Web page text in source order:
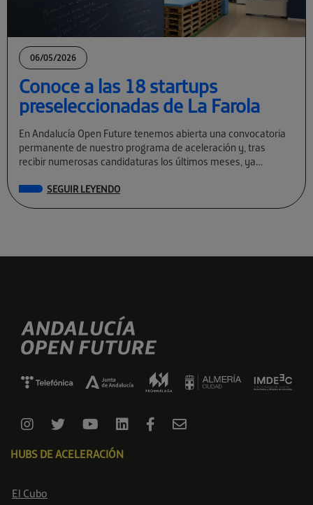
06/05/2026
Conoce a las 18 startups
preseleccionadas de La Farola
En Andalucía Open Future tenemos abierta una convocatoria
permanente de nuestro programa de aceleración y, tras
recibir numerosas candidaturas los últimos meses, ya
SEGUIR LEYENDO
HUBS DE ACELERACIÓN
El Cubo